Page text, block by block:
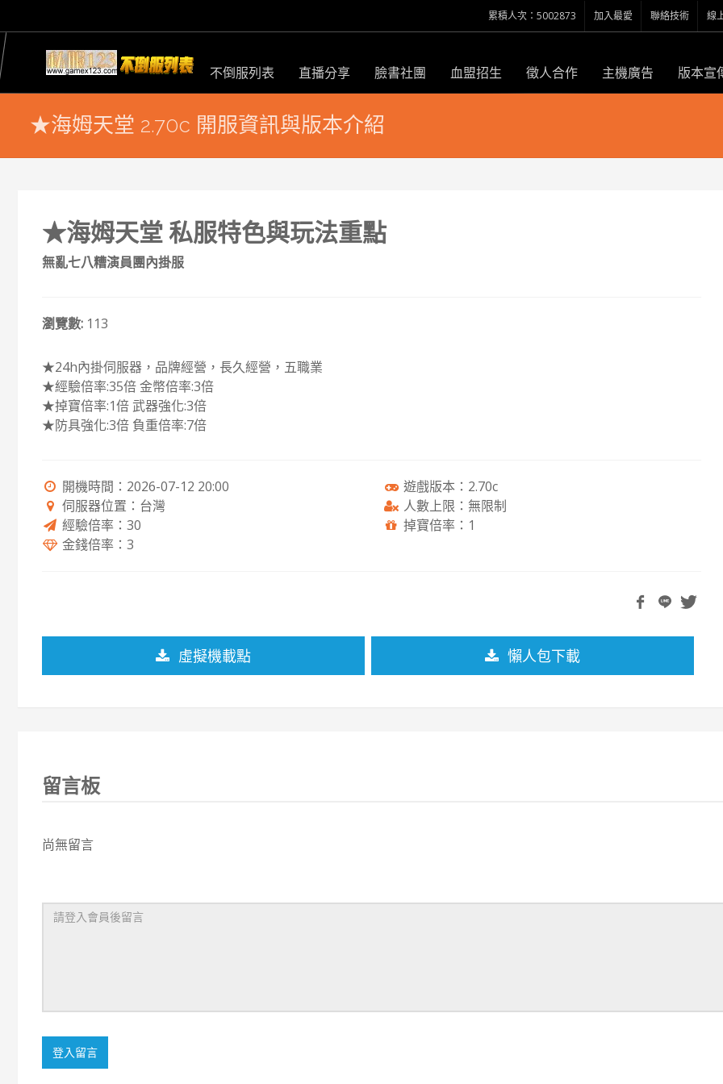
累積人次：5002873 加入最愛 聯絡技術 線
不倒服列表 直播分享 臉書社團 血盟招生 徵人合作 主機廣告 版本宣
★海姆天堂 2.70c 開服資訊與版本介紹
★海姆天堂 私服特色與玩法重點
無亂七八糟演員團內掛服
瀏覽數: 113
★24h內掛伺服器，品牌經營，長久經營，五職業
★經驗倍率:35倍 金幣倍率:3倍
★掉寶倍率:1倍 武器強化:3倍
★防具強化:3倍 負重倍率:7倍
開機時間：2026-07-12 20:00
遊戲版本：2.70c
伺服器位置：台灣
人數上限：無限制
經驗倍率：30
掉寶倍率：1
金錢倍率：3
虛擬機載點 懶人包下載
留言板
尚無留言
登入留言